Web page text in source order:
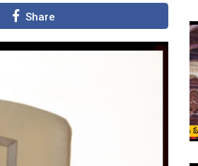
Share